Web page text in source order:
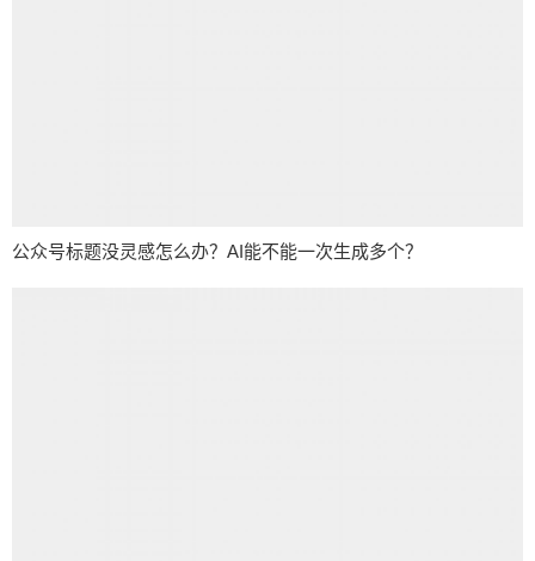
公众号标题没灵感怎么办？AI能不能一次生成多个？